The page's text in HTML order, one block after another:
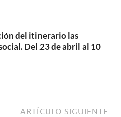
del itinerario las
Del 23 de abril al 10
ARTÍCULO SIGUIENTE